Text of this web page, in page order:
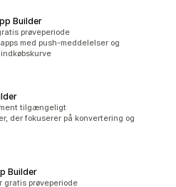
Builder
prøveperiode
med push-meddelelser og
tilgængeligt
der fokuserer på konvertering og
Builder
gratis prøveperiode